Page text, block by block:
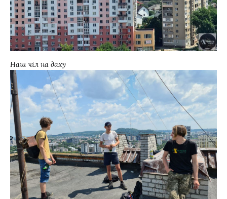
Наш чіл на даху